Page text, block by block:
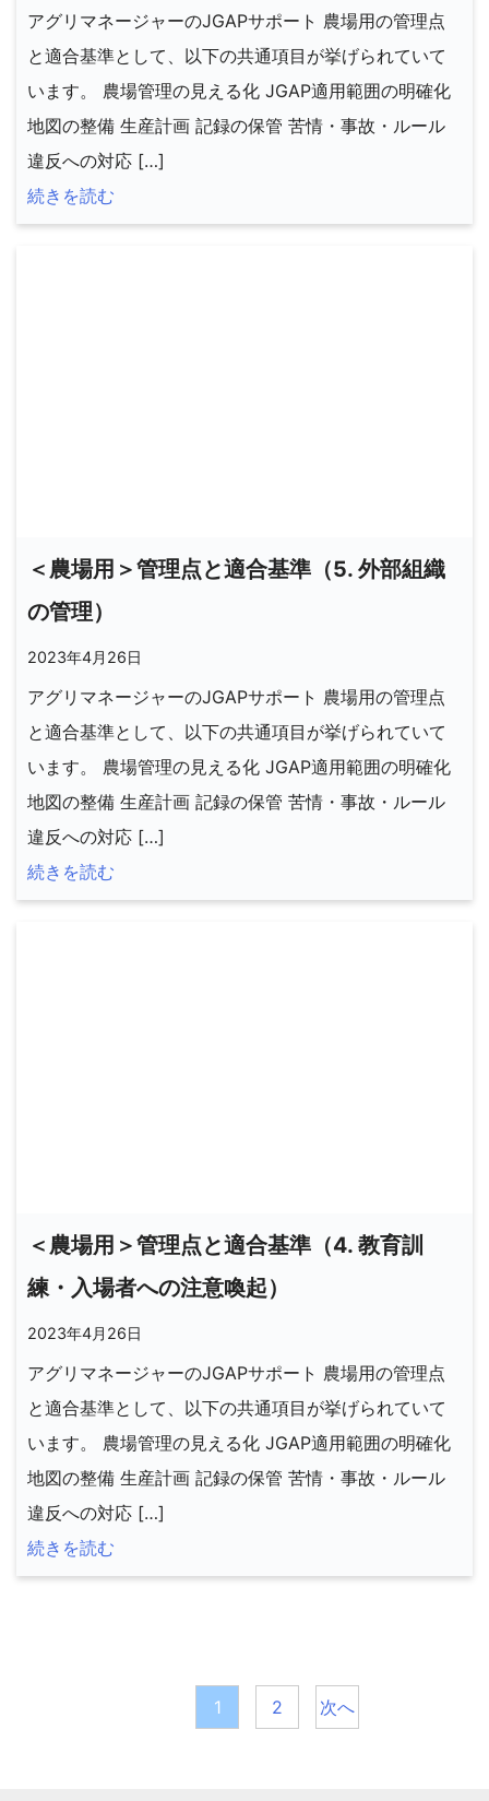
アグリマネージャーのJGAPサポート 農場用の管理点
と適合基準として、以下の共通項目が挙げられていて
います。 農場管理の見える化 JGAP適用範囲の明確化
地図の整備 生産計画 記録の保管 苦情・事故・ルール
違反への対応 […]
続きを読む
＜農場用＞管理点と適合基準（5. 外部組織
の管理）
2023年4月26日
アグリマネージャーのJGAPサポート 農場用の管理点
と適合基準として、以下の共通項目が挙げられていて
います。 農場管理の見える化 JGAP適用範囲の明確化
地図の整備 生産計画 記録の保管 苦情・事故・ルール
違反への対応 […]
続きを読む
＜農場用＞管理点と適合基準（4. 教育訓
練・入場者への注意喚起）
2023年4月26日
アグリマネージャーのJGAPサポート 農場用の管理点
と適合基準として、以下の共通項目が挙げられていて
います。 農場管理の見える化 JGAP適用範囲の明確化
地図の整備 生産計画 記録の保管 苦情・事故・ルール
違反への対応 […]
続きを読む
1 2 次へ